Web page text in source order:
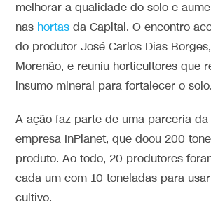
melhorar a qualidade do solo e
nas hortas da Capital. O encontro
do produtor José Carlos Dias
Morenão, e reuniu horticultores que
insumo mineral para fortalecer o solo.
A ação faz parte de uma parceria
empresa InPlanet, que doou 200
produto. Ao todo, 20 produtores
cada um com 10 toneladas para
cultivo.